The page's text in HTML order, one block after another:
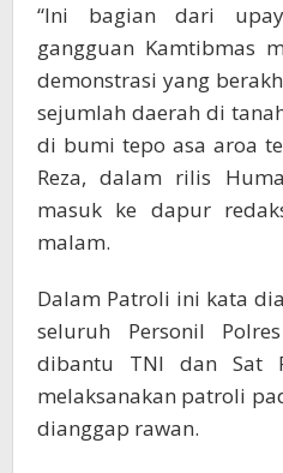
“Ini bagian dari
gangguan Kamtibmas
demonstrasi yang
sejumlah daerah di
di bumi tepo asa aroa
Reza, dalam rilis
masuk ke dapur
malam.
Dalam Patroli ini kata
seluruh Personil
dibantu TNI dan Sat
melaksanakan patroli
dianggap rawan.